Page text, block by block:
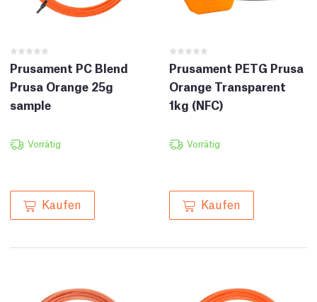
Prusament PC Blend
Prusa Orange 25g
sample
Vorrätig
Kaufen
Prusament PETG Prusa
Orange Transparent
1kg (NFC)
Vorrätig
Kaufen